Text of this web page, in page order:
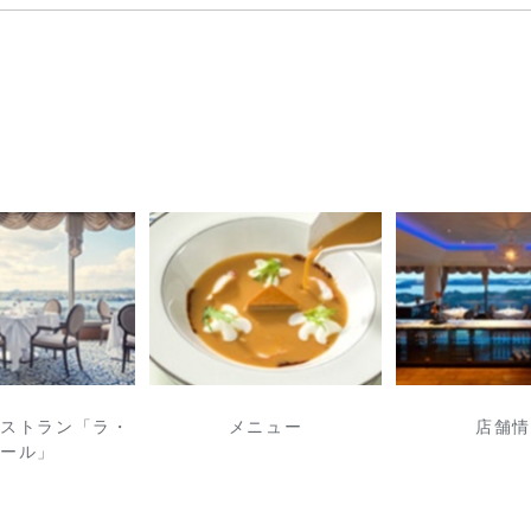
トラン「ラ・
ル」
メニュー 店舗